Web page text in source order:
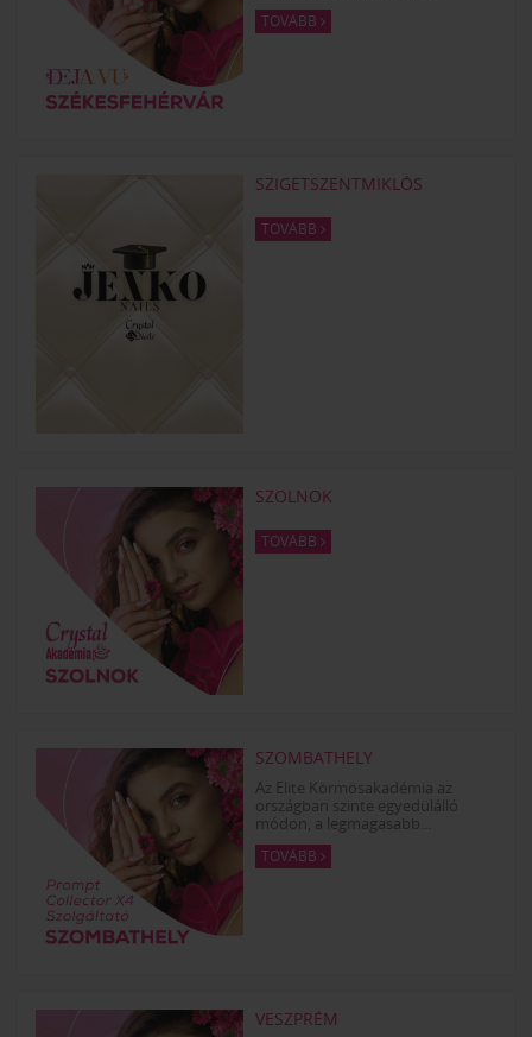
TOVÁBB
SZIGETSZENTMIKLÓS
TOVÁBB
SZOLNOK
TOVÁBB
SZOMBATHELY
Az Elite Körmösakadémia az
országban szinte egyedülálló
módon, a legmagasabb...
TOVÁBB
VESZPRÉM